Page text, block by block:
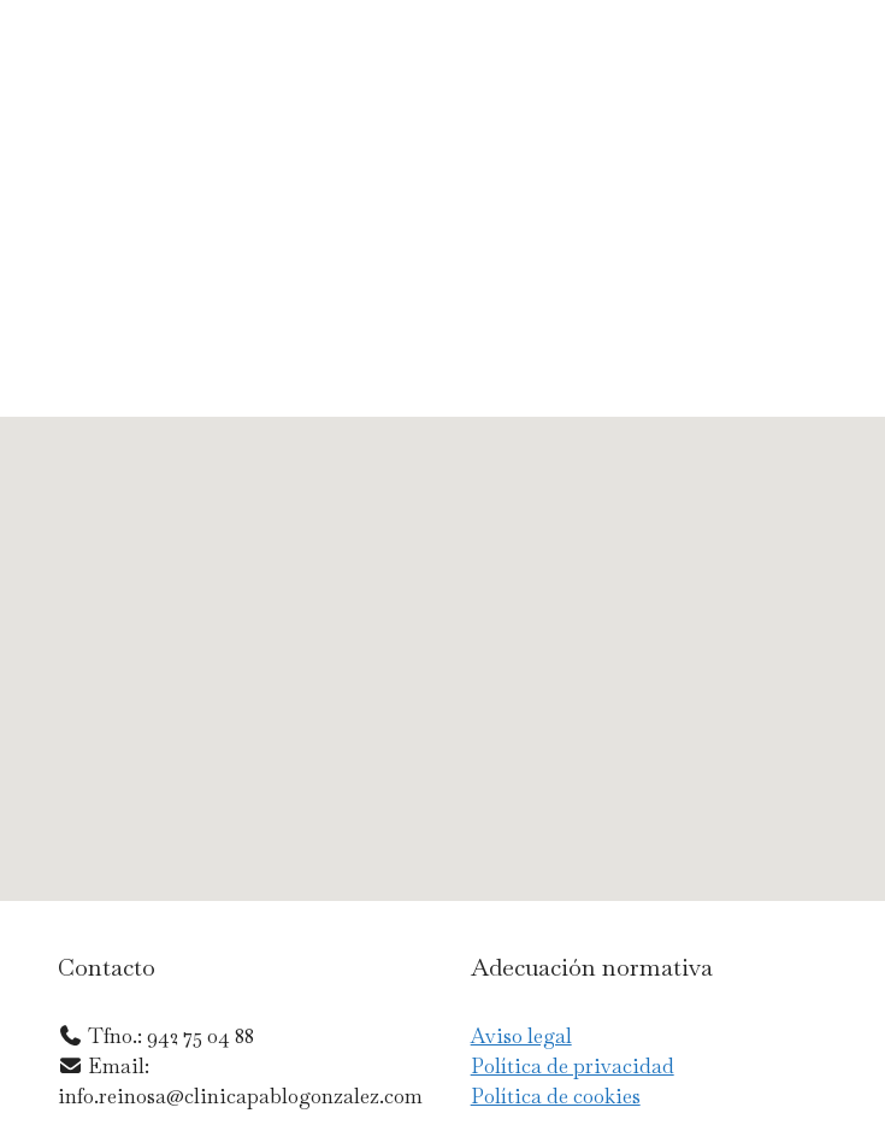
Contacto
Tfno.: 942 75 04 88
Email:
info.reinosa@clinicapablogonzalez.com
Adecuación normativa
Aviso legal
Política de privacidad
Política de cookies